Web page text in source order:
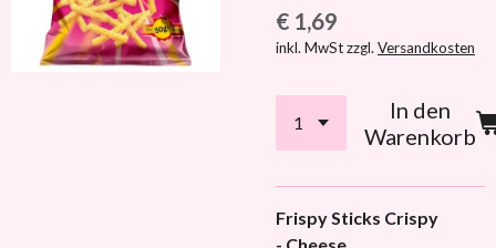
€ 1,69
inkl. MwSt zzgl. Versandkosten
In den
Warenkorb
Frispy Sticks Crispy